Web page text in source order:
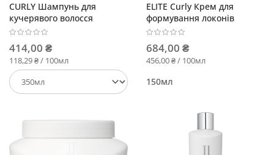
CURLY Шампунь для
кучерявого волосся
414,00 ₴
118,29 ₴ / 100мл
ELITE Curly Крем для
формування локонів
684,00 ₴
456,00 ₴ / 100мл
150мл